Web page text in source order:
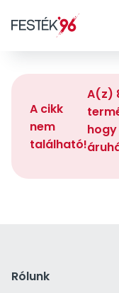
A cikk
nem
található!
A(z)
Rólunk